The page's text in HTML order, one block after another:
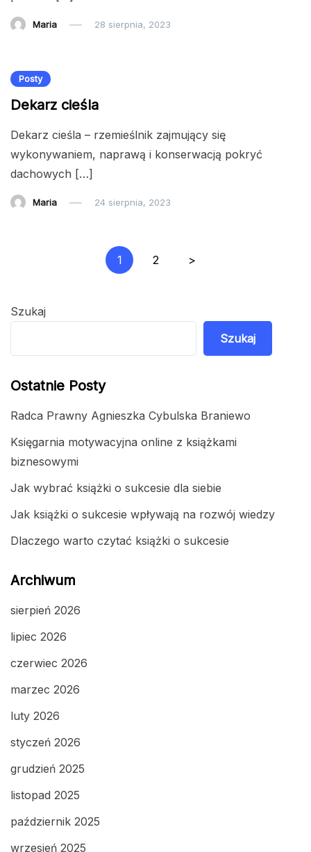
Maria 28 sierpnia, 2023
Posty
Dekarz cieśla
Dekarz cieśla – rzemieślnik zajmujący się
wykonywaniem, naprawą i konserwacją pokryć
dachowych […]
Maria 24 sierpnia, 2023
1 2 >
Szukaj
Szukaj
Ostatnie Posty
Radca Prawny Agnieszka Cybulska Braniewo
Księgarnia motywacyjna online z książkami
biznesowymi
Jak wybrać książki o sukcesie dla siebie
Jak książki o sukcesie wpływają na rozwój wiedzy
Dlaczego warto czytać książki o sukcesie
Archiwum
sierpień 2026
lipiec 2026
czerwiec 2026
marzec 2026
luty 2026
styczeń 2026
grudzień 2025
listopad 2025
październik 2025
wrzesień 2025